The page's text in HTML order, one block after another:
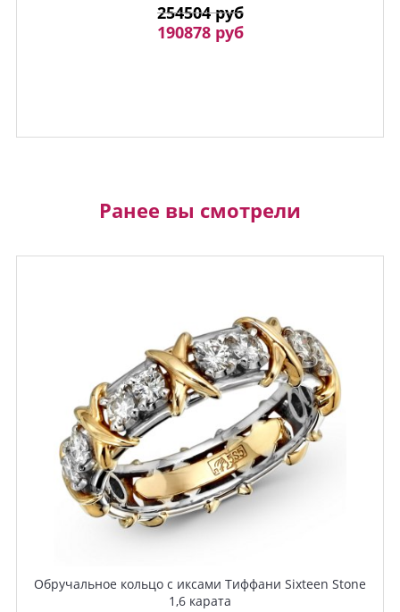
254504 руб
190878 руб
Ранее вы смотрели
Обручальное кольцо с иксами Тиффани Sixteen Stone
1,6 карата